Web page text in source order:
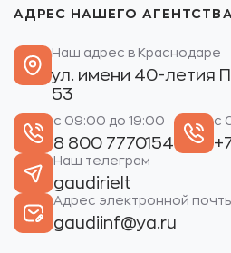
АДРЕС НАШЕГО АГЕНТСТВА
Наш адрес в Краснодаре
ул. имени 40-летия
53
с 09:00 до 19:00
8 800 7770154
с
Наш телеграм
gaudirielt
Адрес электронной
gaudiinf@ya.ru